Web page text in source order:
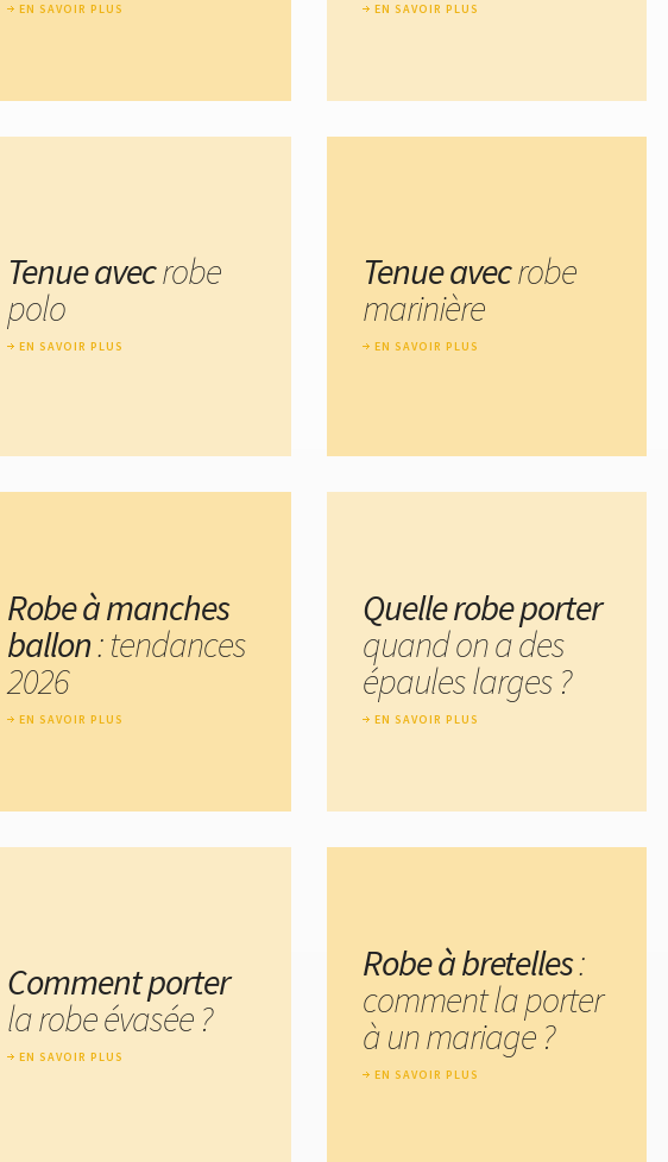
EN SAVOIR PLUS EN SAVOIR PLUS
Tenue avecrobe
polo
EN SAVOIR PLUS
Tenue avecrobe
marinière
EN SAVOIR PLUS
Robe à manches
ballon: tendances
2026
EN SAVOIR PLUS
Quelle robe porter
quand on a des
épaules larges ?
EN SAVOIR PLUS
Comment porter
la robe évasée ?
EN SAVOIR PLUS
Robe à bretelles:
comment la porter
à un mariage ?
EN SAVOIR PLUS